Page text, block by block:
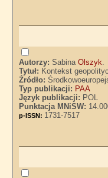
Autorzy:SabinaOlszyk.
Tytuł: Kontekst
Źródło:
Typ publikacji: PAA
Język publikacji: POL
Punktacja MNiSW:
p-ISSN: 1731-7517